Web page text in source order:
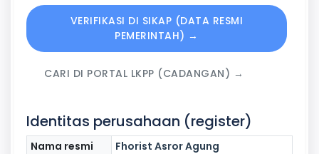
VERIFIKASI DI SIKAP (DATA RESMI
PEMERINTAH) →
CARI DI PORTAL LKPP (CADANGAN) →
Identitas perusahaan (register)
Nama resmi
Fhorist Asror Agung